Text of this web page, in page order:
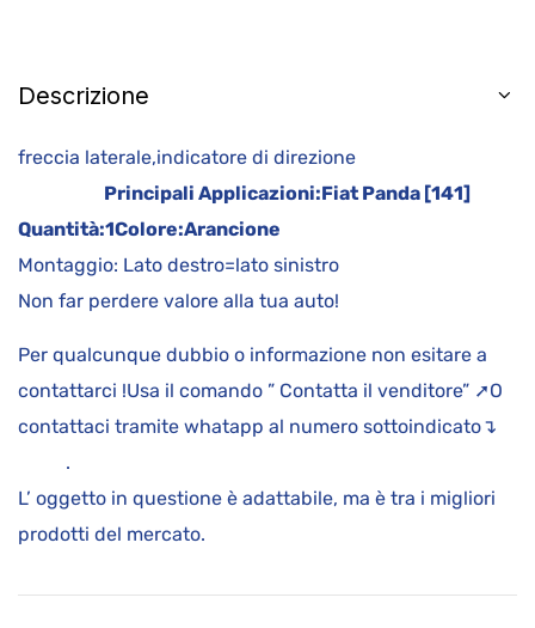
Descrizione
freccia laterale,indicatore di direzione
Principali Applicazioni:Fiat Panda [141]
Quantità:1Colore:Arancione
Montaggio: Lato destro=lato sinistro
Non far perdere valore alla tua auto!
Per qualcunque dubbio o informazione non esitare a
contattarci !Usa il comando ” Contatta il venditore” ➚O
contattaci tramite whatapp al numero sottoindicato↴
.
L’ oggetto in questione è adattabile, ma è tra i migliori
prodotti del mercato.